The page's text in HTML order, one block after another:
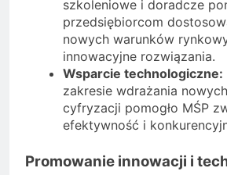
szkoleniowe i doradcze
przedsiębiorcom
nowych warunków
innowacyjne rozwiązania.
Wsparcie technologiczne:
zakresie wdrażania
cyfryzacji pomogło MŚP
efektywność i
Promowanie innowacji i